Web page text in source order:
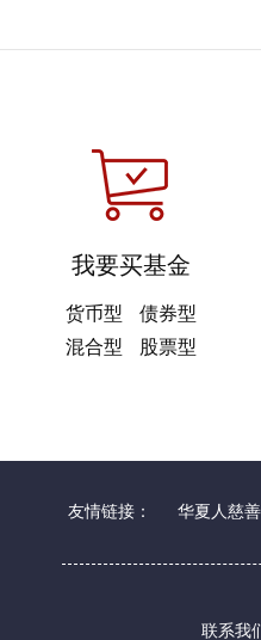
我要买基金
货币型
债券型
混合型
股票型
友情链接： 华夏人慈
联系我